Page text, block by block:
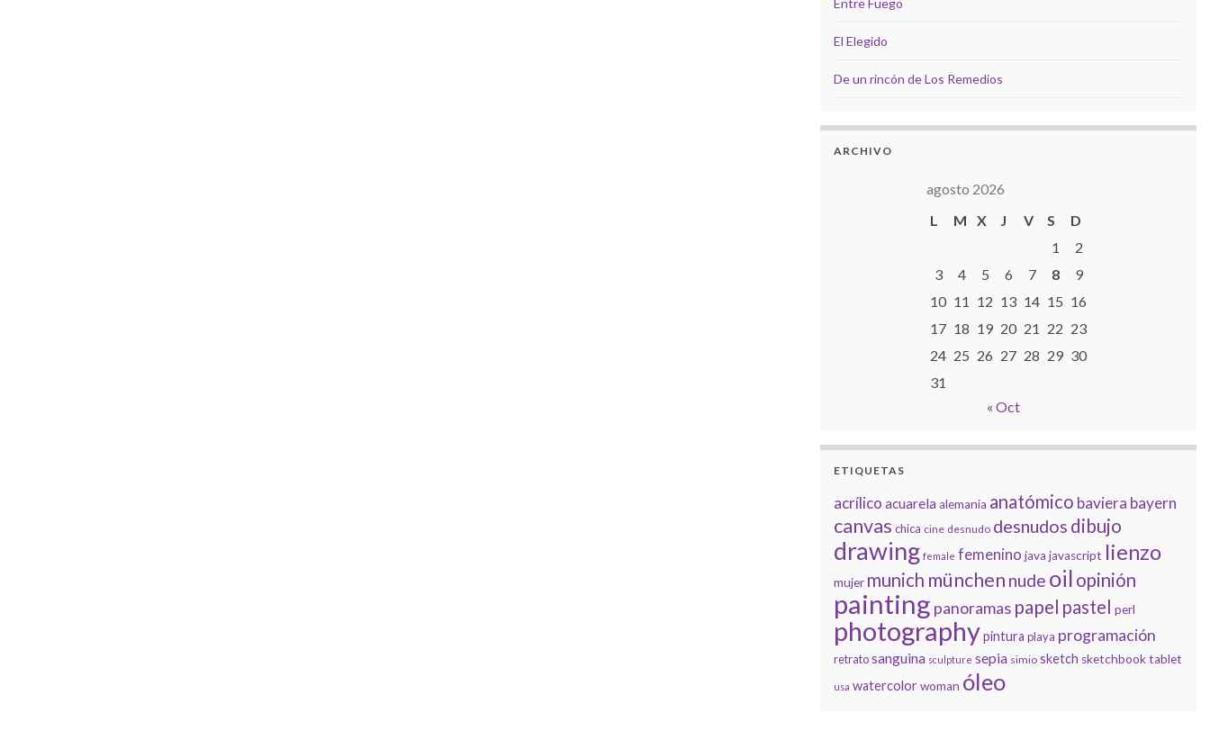
Entre Fuego
El Elegido
De un rincón de Los Remedios
ARCHIVO
agosto 2026
L
M X J V S
D
1
2
3
4 5 6 7 8
9
10 11 12 13 14 15 16
17 18 19 20 21 22 23
24 25 26 27 28 29 30
31
« Oct
ETIQUETAS
acrílico acuarela alemania anatómico baviera bayern
canvas chica cine desnudo desnudos dibujo
drawing female femenino java javascript lienzo
mujer munich münchen nude oil opinión
painting panoramas papel pastel perl
photographypintura playa programación
retratosanguina sculpture sepia simio sketch sketchbooktablet
usa watercolorwoman óleo